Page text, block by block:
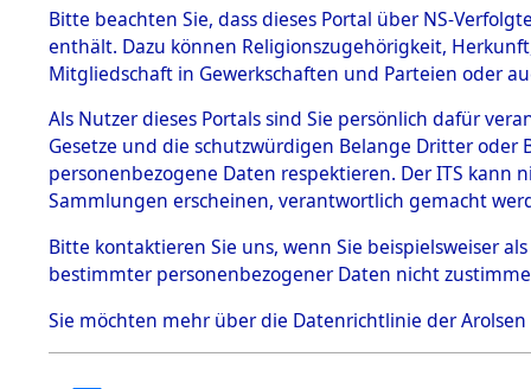
BESTÄNDE
1.
mente
5. Verschiedenes
5.3
Todesmärsche
5.3.1 Alliierte
Erhebungen
zu
Todesmärsch
en
5.3.2
Baden-
Bitte beachten Sie, dass dieses Portal über NS-
enthält. Dazu können Religionszugehörigkeit,
Mitgliedschaft in Gewerkschaften und Parteien oder
Als Nutzer dieses Portals sind Sie persönlich dafür
Gesetze und die schutzwürdigen Belange Dritter
personenbezogene Daten respektieren. Der ITS
Sammlungen erscheinen, verantwortlich gemacht
Bitte kontaktieren Sie uns, wenn Sie beispielsweiser
bestimmter personenbezogener Daten nicht
Sie möchten mehr über die Datenrichtlinie der Arolsen